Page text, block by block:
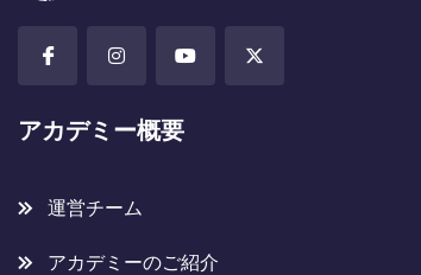
アカデミー概要
運営チーム
アカデミーのご紹介